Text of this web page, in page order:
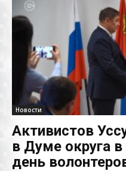
Новости
Активистов
в Думе округа
день